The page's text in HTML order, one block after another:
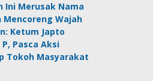
Ini Merusak Nama
Mencoreng Wajah
Ketum Japto
Pasca Aksi
Tokoh Masyarakat